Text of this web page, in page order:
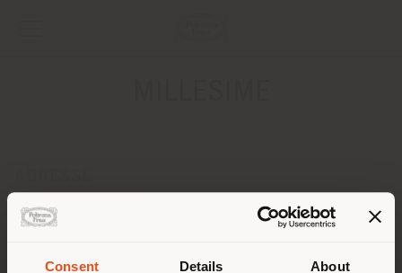
Consent Details About
33 NORTH 2ND STREET
PHILADELPHIA 19106